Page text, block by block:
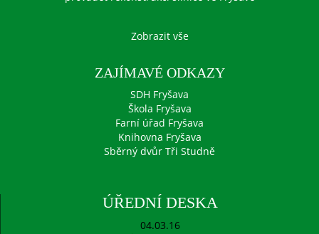
Zobrazit vše
ZAJÍMAVÉ ODKAZY
SDH Fryšava
Škola Fryšava
Farní úřad Fryšava
Knihovna Fryšava
Sběrný dvůr Tři Studně
ÚŘEDNÍ DESKA
04.03.16